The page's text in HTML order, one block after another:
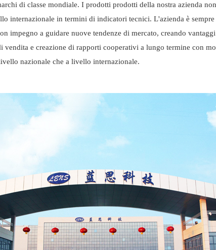
di classe mondiale. I prodotti prodotti della nostra azienda
internazionale in termini di indicatori tecnici. L'azienda è
impegno a guidare nuove tendenze di mercato, creando
vendita e creazione di rapporti cooperativi a lungo termine con
nazionale che a livello internazionale.